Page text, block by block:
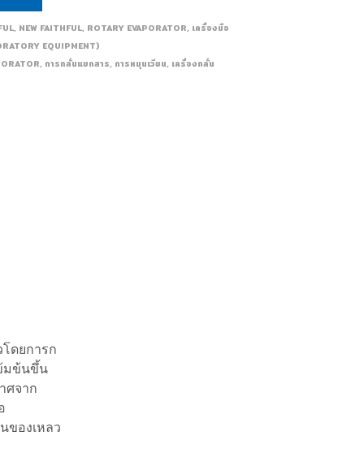
, NEW FAITHFUL, ROTARY EVAPORATOR, เครื่องมือ
EQUIPMENT)
, การกลั่นแยกสาร, การหมุนเวียน, เครื่องกลั่น
โดยการก
มข้นขึ้น
ศจาก
ของเหลว